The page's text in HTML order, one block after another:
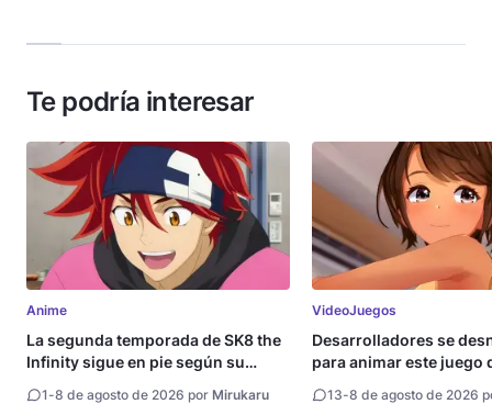
Te podría interesar
Anime
La segunda temporada de SK8 the
Infinity sigue en pie según su
1-8 de agosto de 2026 por Mirukaru
VideoJuegos
Desarrolladores se
para animar este juego
13-8 de agosto de 2026